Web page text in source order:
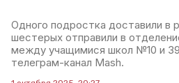
Одного подростка доставили в
шестерых отправили в
между учащимися школ №10 и
телеграм-канал Mash.